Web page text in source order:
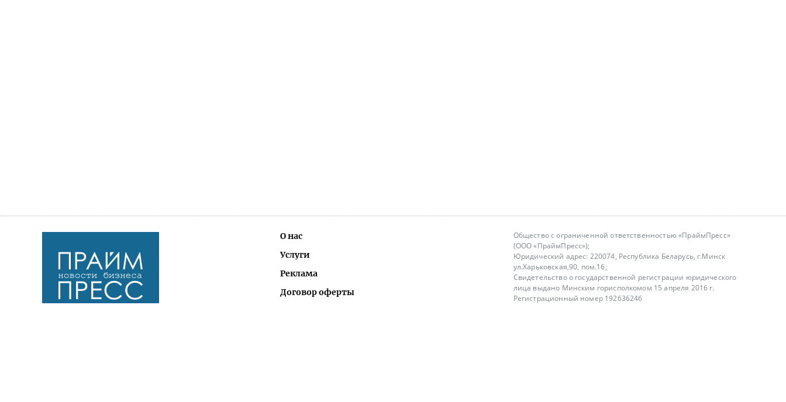
О нас
Услуги
Реклама
Договор оферты
Общество с ограниченной ответственностью «ПраймПресс»
(ООО «ПраймПресс»);
Юридический адрес: 220074, Республика Беларусь, г.Минск
ул.Харьковская,90, пом.16;
Свидетельство о государственной регистрации юридического
лица выдано Минским горисполкомом 15 апреля 2016 г.
Регистрационный номер 192636246